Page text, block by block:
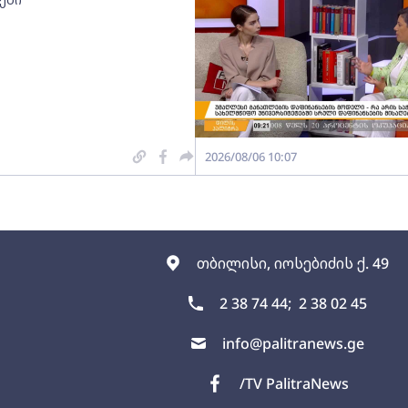
თბილისი, იოსებიძის ქ. 49
2 38 74 44; 2 38 02 45
info@palitranews.ge
/TV PalitraNews
2026/08/06 10:07